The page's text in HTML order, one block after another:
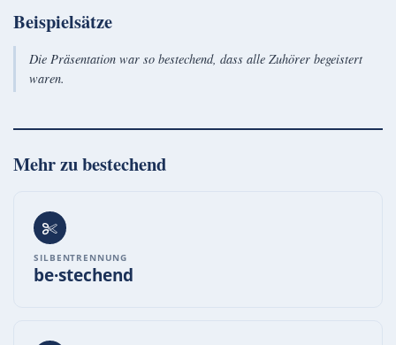
Beispielsätze
Die Präsentation war so bestechend, dass alle Zuhörer begeistert
waren.
Mehr zubestechend
SILBENTRENNUNG
be·stechend